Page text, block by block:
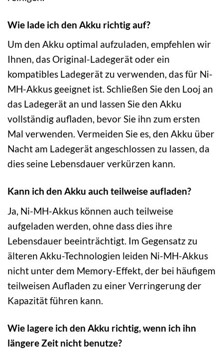
Wie lade ich den Akku richtig auf?
Um den Akku optimal aufzuladen, empfehlen wir
Ihnen, das Original-Ladegerät oder ein
kompatibles Ladegerät zu verwenden, das für Ni-
MH-Akkus geeignet ist. Schließen Sie den Looj an
das Ladegerät an und lassen Sie den Akku
vollständig aufladen, bevor Sie ihn zum ersten
Mal verwenden. Vermeiden Sie es, den Akku über
Nacht am Ladegerät angeschlossen zu lassen, da
dies seine Lebensdauer verkürzen kann.
Kann ich den Akku auch teilweise aufladen?
Ja, Ni-MH-Akkus können auch teilweise
aufgeladen werden, ohne dass dies ihre
Lebensdauer beeinträchtigt. Im Gegensatz zu
älteren Akku-Technologien leiden Ni-MH-Akkus
nicht unter dem Memory-Effekt, der bei häufigem
teilweisen Aufladen zu einer Verringerung der
Kapazität führen kann.
Wie lagere ich den Akku richtig, wenn ich ihn
längere Zeit nicht benutze?